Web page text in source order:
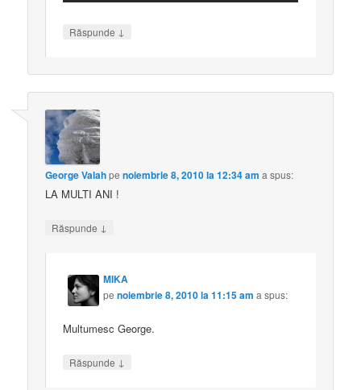
Răspunde ↓
George Valahpenoiembrie 8, 2010 la 12:34 am a spus:
LA MULTI ANI !
Răspunde ↓
MIKA
penoiembrie 8, 2010 la 11:15 am a spus:
Multumesc George.
Răspunde ↓